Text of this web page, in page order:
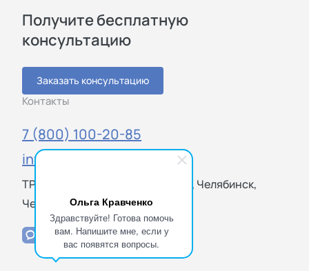
Ольга Кравченко
Здравствуйте! Готова помочь
вам. Напишите мне, если у
вас появятся вопросы.
Получите бесплатную
консультацию
Заказать консультацию
Контакты
7 (800) 100-20-85
info@sigmatest.ru
ТРЦ "Фокус", Молдавская ул., 16, Челябинск,
Челябинская обл., 454021